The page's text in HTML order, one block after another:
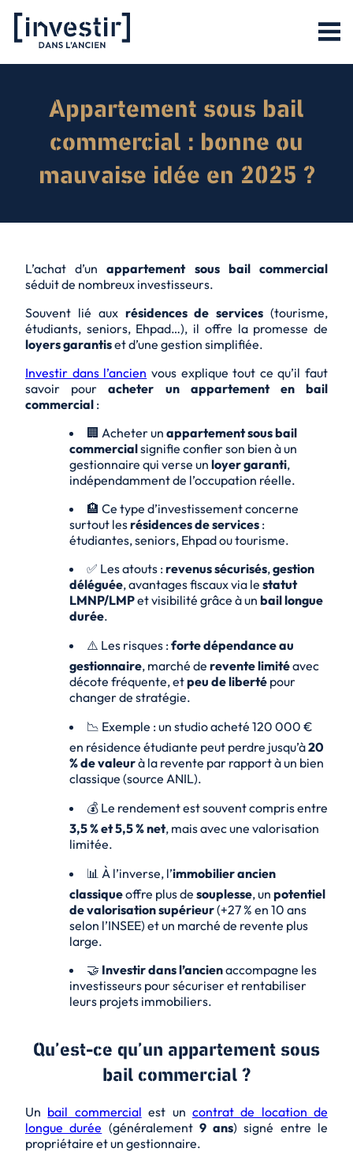
Appartement sous bail
commercial : bonne ou
mauvaise idée en 2025 ?
L’achat d’unappartement sous bail commercial
séduit de nombreux investisseurs.
Souvent lié aux résidences de services (tourisme,
étudiants, seniors, Ehpad…), il offre la promesse de
loyers garantiset d’une gestion simplifiée.
Investir dans l’ancien vous explique tout ce qu’il faut
savoir pouracheter un appartement en bail
commercial :
🏢 Acheter un appartement sous bail
commercialsignifie confier son bien à un
gestionnaire qui verse un loyer garanti,
indépendamment de l’occupation réelle.
🏨 Ce type d’investissement concerne
surtout lesrésidences de services :
étudiantes, seniors, Ehpad ou tourisme.
✅ Les atouts :revenus sécurisés,gestion
déléguée, avantages fiscaux via le statut
LMNP/LMPet visibilité grâce à un bail longue
durée.
⚠️ Les risques :forte dépendance au
gestionnaire, marché de revente limitéavec
décote fréquente, etpeu de liberté pour
changer de stratégie.
📉 Exemple : un studio acheté 120 000 €
en résidence étudiante peut perdre jusqu’à20
% de valeurà la revente par rapport à un bien
classique (source ANIL).
💰 Le rendement est souvent compris entre
3,5 % et 5,5 % net, mais avec une valorisation
limitée.
📊 À l’inverse, l’immobilier ancien
classiqueoffre plus de souplesse, un potentiel
de valorisation supérieur(+27 % en 10 ans
selon l’INSEE) et un marché de revente plus
large.
🤝 Investir dans l’ancienaccompagne les
investisseurs pour sécuriser et rentabiliser
leurs projets immobiliers.
Qu’est-ce qu’un appartement sous
bail commercial ?
Un bail commercial est un contrat de location de
longue durée (généralement 9 ans) signé entre le
propriétaire et un gestionnaire.